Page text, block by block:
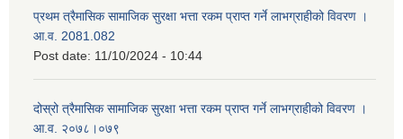
प्रथम त्रैमासिक सामाजिक सुरक्षा भत्ता रकम प्राप्त गर्ने लाभग्राहीको विवरण ।
आ.व. 2081.082
Post date: 11/10/2024 - 10:44
दोस्रो त्रैमासिक सामाजिक सुरक्षा भत्ता रकम प्राप्त गर्ने लाभग्राहीको विवरण ।
आ.व. २०७८।०७९